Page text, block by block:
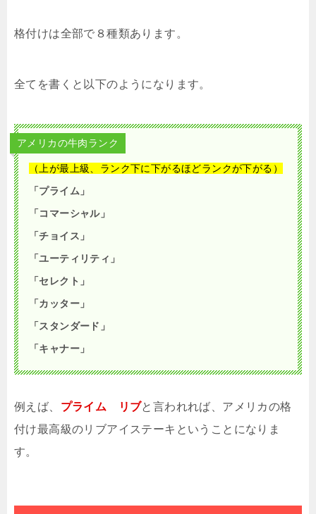
格付けは全部で８種類あります。
全てを書くと以下のようになります。
アメリカの牛肉ランク
（上が最上級、ランク下に下がるほどランクが下がる）
「プライム」
「コマーシャル」
「チョイス」
「ユーティリティ」
「セレクト」
「カッター」
「スタンダード」
「キャナー」
例えば、 プライム リブと言われれば、アメリカの格
付け最高級のリブアイステーキということになりま
す。